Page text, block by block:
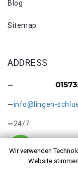
Wir verwenden
Website
Blog
Sitemap
ADDRESS
info@lingen-
24/7
Copyright © 2026